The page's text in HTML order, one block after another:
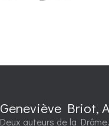
Geneviève Briot,
Deux auteurs de la